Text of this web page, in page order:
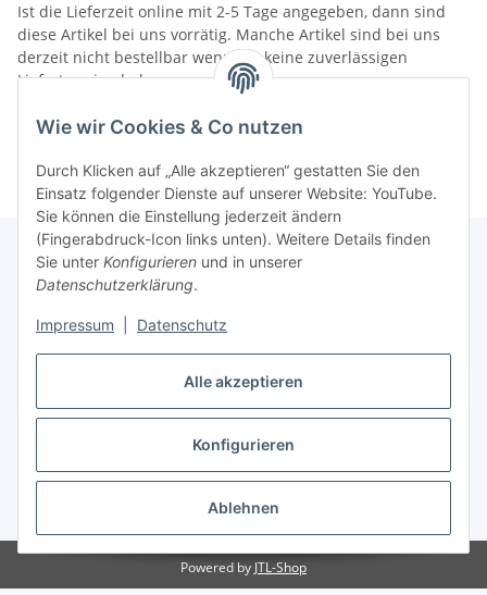
Alle akzeptieren
Konfigurieren
Ablehnen
Wie wir Cookies & Co nutzen
Durch Klicken auf „Alle akzeptieren“ gestatten Sie den
Einsatz folgender Dienste auf unserer Website: YouTube.
Sie können die Einstellung jederzeit ändern
(Fingerabdruck-Icon links unten). Weitere Details finden
Sie unter Konfigurieren und in unserer
Datenschutzerklärung.
Impressum Datenschutz
Ist die Lieferzeit online mit 2-5 Tage angegeben, dann sind
diese Artikel bei uns vorrätig. Manche Artikel sind bei uns
derzeit nicht bestellbar wenn wir keine zuverlässigen
Liefertermine haben.
Informationen
Gesetzliche Informationen
Vertrag widerrufen
* Alle Preise inkl. gesetzlicher USt., zzgl.Versand
Powered by JTL-Shop